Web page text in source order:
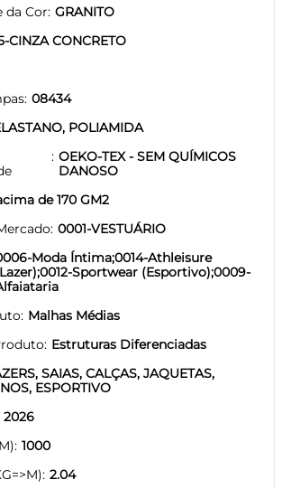
da Cor GRANITO
CINZA CONCRETO
08434
POLIAMIDA
OEKO-TEX - SEM QUÍMICOS
DANOSO
de 170 GM2
0001-VESTUÁRIO
Moda Íntima;0014-Athleisure
Sportwear (Esportivo);0009-
Malhas Médias
Estruturas Diferenciadas
SAIAS, CALÇAS, JAQUETAS,
ESPORTIVO
2026
1000
2.04